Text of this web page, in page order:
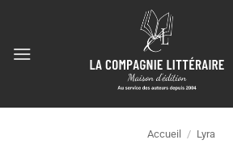
contenu
Accueil / Lyra